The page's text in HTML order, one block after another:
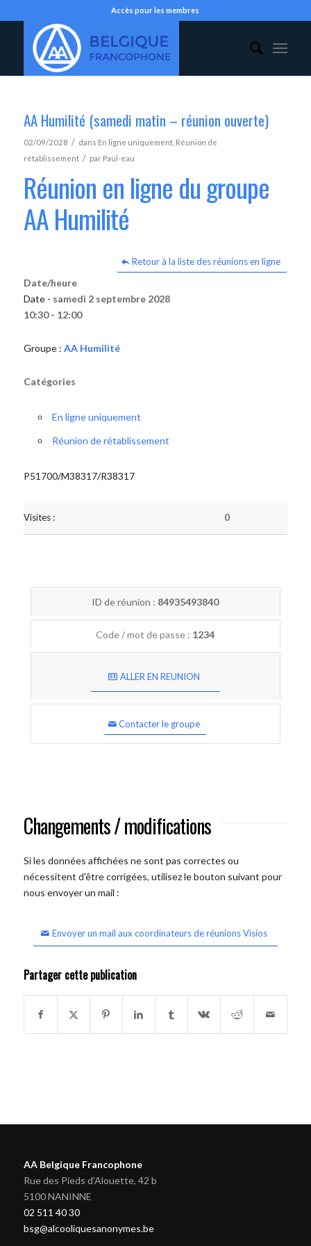
Accès pour les membres
AA Humilité (samedi matin – réunion ouverte)
02/09/2028 / dans En ligne uniquement, Réunion de
rétablissement / par Paul-eau
Réunion en ligne du groupe
AA Humilité
Retour à la liste des réunions en ligne
Date/heure
Date - samedi 2 septembre 2028
10:30 - 12:00
Groupe : AA Humilité
Catégories
En ligne uniquement
Réunion de rétablissement
P51700/M38317/R38317
Visites : 0
ID de réunion : 84935493840
Code / mot de passe : 1234
ALLER EN REUNION
Contacter le groupe
Changements / modifications
Si les données affichées ne sont pas correctes ou
nécessitent d'être corrigées, utilisez le bouton suivant pour
nous envoyer un mail :
Envoyer un mail aux coordinateurs de réunions Visios
Partager cette publication
AA Belgique Francophone
Rue des Pieds d'Alouette, 42 b
5100 NANINNE
02 511 40 30
bsg@alcooliquesanonymes.be